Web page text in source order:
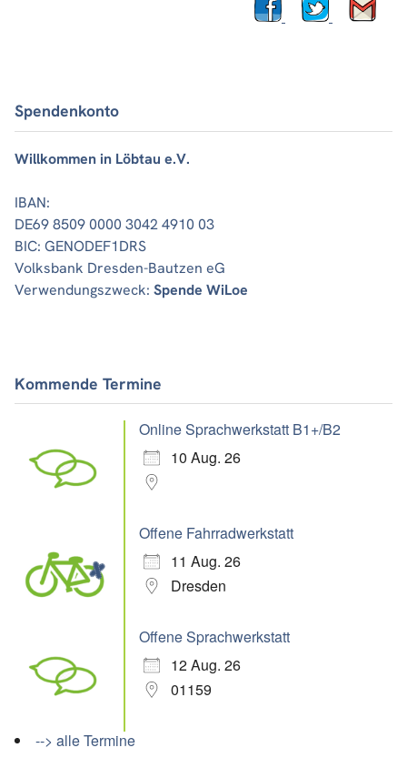
Spendenkonto
Willkommen in Löbtau e.V.
IBAN:
DE69 8509 0000 3042 4910 03
BIC: GENODEF1DRS
Volksbank Dresden-Bautzen eG
Verwendungszweck: Spende WiLoe
Kommende Termine
Online Sprachwerkstatt B1+/B2
10 Aug. 26
Offene Fahrradwerkstatt
11 Aug. 26
Dresden
Offene Sprachwerkstatt
12 Aug. 26
01159
--> alle Termine